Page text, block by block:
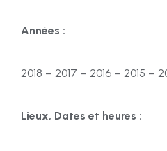
Années :
2018 – 2017 – 2016 – 2015 –
Lieux, Dates et heures :